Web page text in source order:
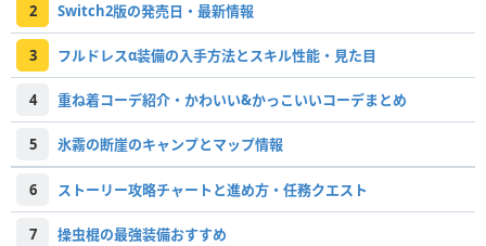
2 Switch2版の発売日・最新情報
3 フルドレスα装備の入手方法とスキル性能・見た目
4 重ね着コーデ紹介・かわいい&かっこいいコーデまとめ
5 氷霧の断崖のキャンプとマップ情報
6 ストーリー攻略チャートと進め方・任務クエスト
7 操虫棍の最強装備おすすめ